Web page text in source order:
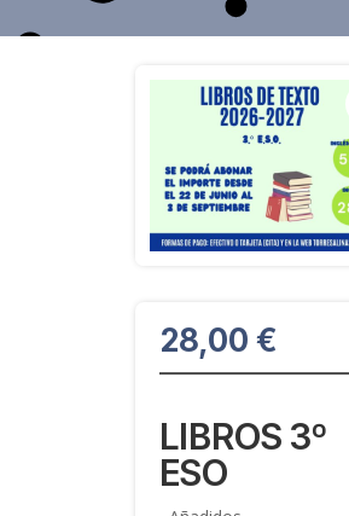
28,00 €
LIBROS 3º
ESO